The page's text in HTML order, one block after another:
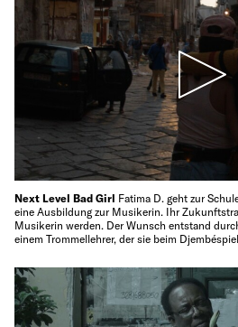
Next Level Bad Girl Fatima D. geht zur
eine Ausbildung zur Musikerin. Ihr
Musikerin werden. Der Wunsch entstand
einem Trommellehrer, der sie beim